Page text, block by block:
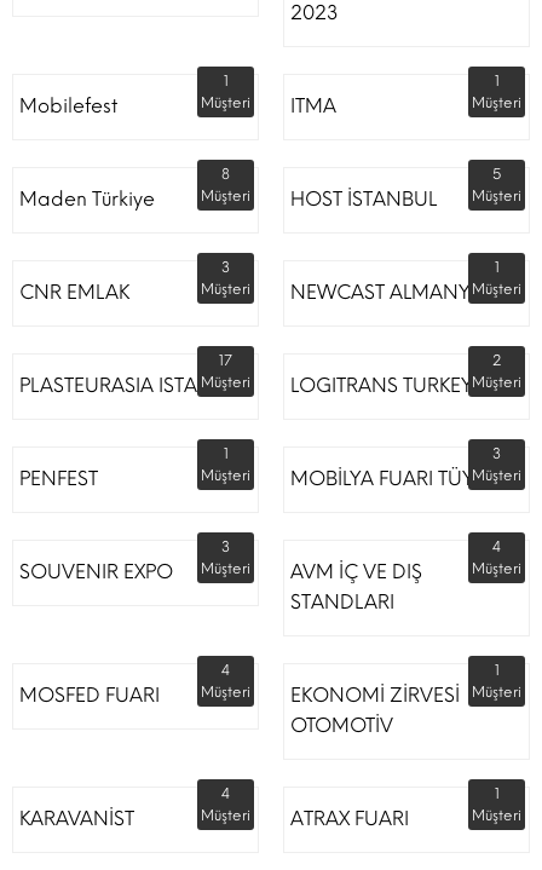
2023
Mobilefest
1
Müşteri
ITMA
1
Müşteri
Maden Türkiye
8
Müşteri
HOST İSTANBUL
5
Müşteri
CNR EMLAK
3
Müşteri
NEWCAST ALMANYA
1
Müşteri
PLASTEURASIA ISTANBUL
17
Müşteri
LOGITRANS TURKEY
2
Müşteri
PENFEST
1
Müşteri
MOBİLYA FUARI TÜYAP
3
Müşteri
SOUVENIR EXPO
3
Müşteri
AVM İÇ VE DIŞ
STANDLARI
4
Müşteri
MOSFED FUARI
4
Müşteri
EKONOMİ ZİRVESİ
OTOMOTİV
1
Müşteri
KARAVANİST
4
Müşteri
ATRAX FUARI
1
Müşteri